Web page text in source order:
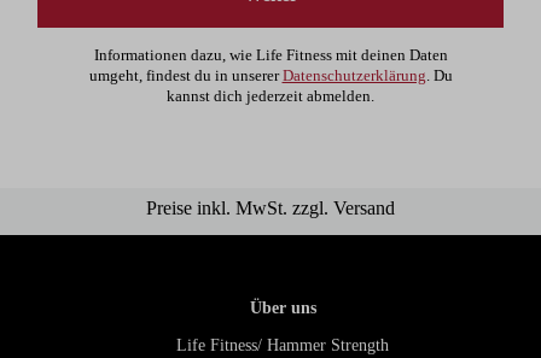
Informationen dazu, wie Life Fitness mit deinen Daten
umgeht, findest du in unsererDatenschutzerklärung. Du
kannst dich jederzeit abmelden.
Preise inkl. MwSt. zzgl. Versand
Über uns
Life Fitness/ Hammer Strength